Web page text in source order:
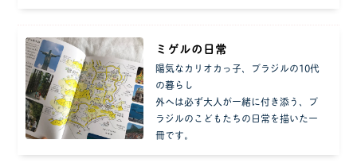
ミゲルの日常
陽気なカリオカっ子、ブラジルの10代
の暮らし
外へは必ず大人が一緒に付き添う、ブ
ラジルのこどもたちの日常を描いた一
冊です。